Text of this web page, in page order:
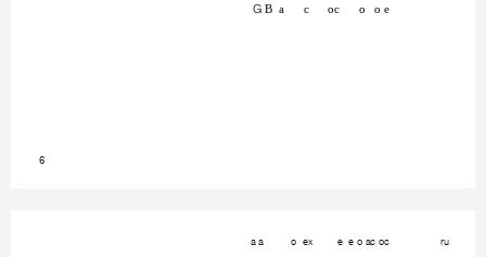
6
* B a
c oc o o e
a a o ex e e o ac oc ru